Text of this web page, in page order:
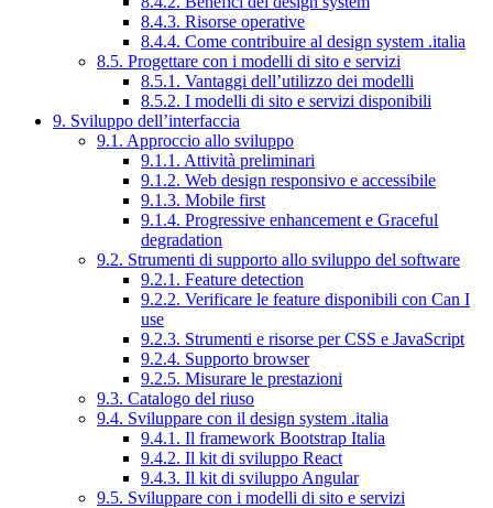
8.4.3. Risorse operative
8.4.4. Come contribuire al design system .italia
8.5. Progettare con i modelli di sito e servizi
8.5.1. Vantaggi dell’utilizzo dei modelli
8.5.2. I modelli di sito e servizi disponibili
9. Sviluppo dell’interfaccia
9.1. Approccio allo sviluppo
9.1.1. Attività preliminari
9.1.2. Web design responsivo e accessibile
9.1.3. Mobile first
9.1.4. Progressive enhancement e Graceful
degradation
9.2. Strumenti di supporto allo sviluppo del software
9.2.1. Feature detection
9.2.2. Verificare le feature disponibili con Can I
use
9.2.3. Strumenti e risorse per CSS e JavaScript
9.2.4. Supporto browser
9.2.5. Misurare le prestazioni
9.3. Catalogo del riuso
9.4. Sviluppare con il design system .italia
9.4.1. Il framework Bootstrap Italia
9.4.2. Il kit di sviluppo React
9.4.3. Il kit di sviluppo Angular
9.5. Sviluppare con i modelli di sito e servizi